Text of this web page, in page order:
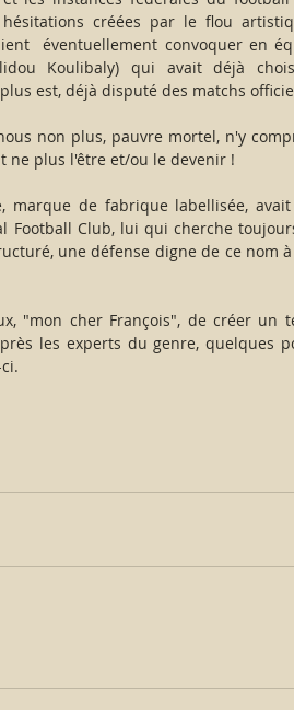
créées par le flou
éventuellement convoquer en
Koulibaly) qui avait déjà
est, déjà disputé des matchs
non plus, pauvre mortel, n'y
ne plus l'être et/ou le devenir !
marque de fabrique labellisée,
Football Club, lui qui cherche
une défense digne de ce nom
"mon cher François", de créer un
les experts du genre, quelques